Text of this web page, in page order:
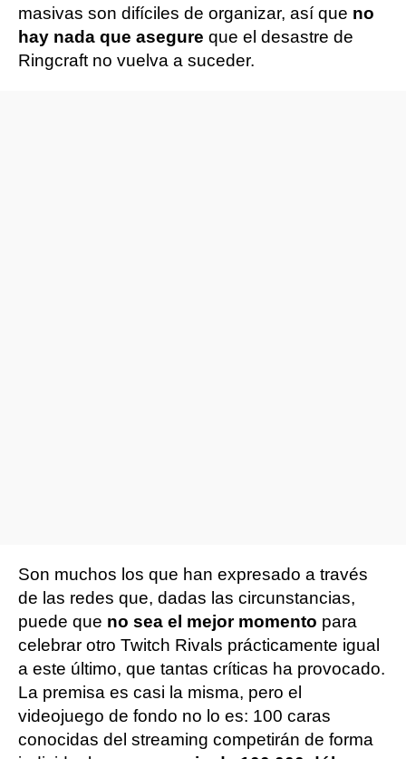
masivas son difíciles de organizar, así que no
hay nada que asegure que el desastre de
Ringcraft no vuelva a suceder.
Son muchos los que han expresado a través
de las redes que, dadas las circunstancias,
puede que no sea el mejor momento para
celebrar otro Twitch Rivals prácticamente igual
a este último, que tantas críticas ha provocado.
La premisa es casi la misma, pero el
videojuego de fondo no lo es: 100 caras
conocidas del streaming competirán de forma